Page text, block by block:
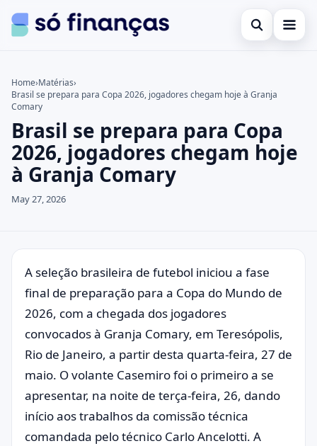
Open search
Empréstimos
Investimentos
Search the site
Search for:
Press Enter to search or ESC to close.
Home›Matérias›
Brasil se prepara para Copa 2026, jogadores chegam hoje à Granja
Comary
Brasil se prepara para Copa
2026, jogadores chegam hoje
à Granja Comary
May 27, 2026
A seleção brasileira de futebol iniciou a fase
final de preparação para a Copa do Mundo de
2026, com a chegada dos jogadores
convocados à Granja Comary, em Teresópolis,
Rio de Janeiro, a partir desta quarta-feira, 27 de
maio. O volante Casemiro foi o primeiro a se
apresentar, na noite de terça-feira, 26, dando
início aos trabalhos da comissão técnica
comandada pelo técnico Carlo Ancelotti. A